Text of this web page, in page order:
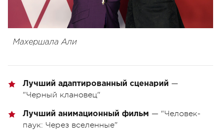
Махершала Али
Лучший адаптированный сценарий —
"Черный клановец"
Лучший анимационный фильм — "Человек-
паук: Через вселенные"